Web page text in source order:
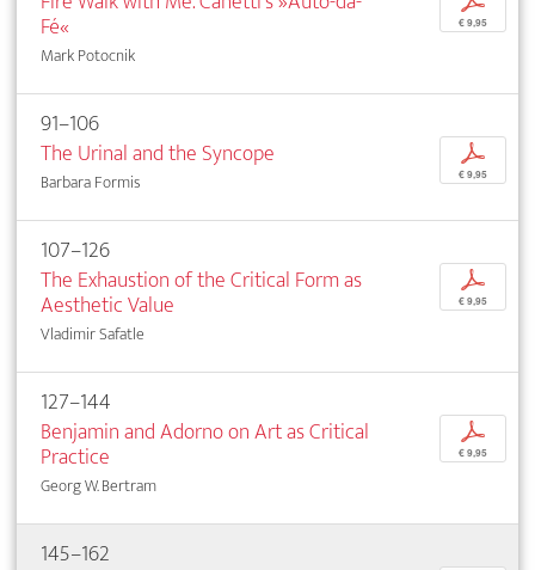
Fé«
Mark Potocnik
€ 9,95
91–106
The Urinal and the Syncope
Barbara Formis
p
€ 9,95
107–126
The Exhaustion of the Critical Form as
Aesthetic Value
Vladimir Safatle
p
€ 9,95
127–144
Benjamin and Adorno on Art as Critical
Practice
Georg W. Bertram
p
€ 9,95
145–162